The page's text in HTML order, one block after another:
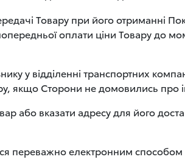
Товару при його отриманні
оплати ціни Товару
у відділенні транспортних
якщо Сторони не домовились про
або вказати адресу для його
переважно електронним